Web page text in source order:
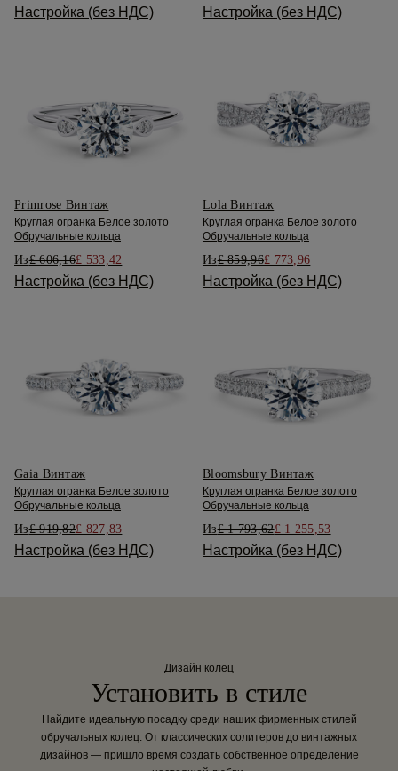
Настройка (без НДС) Настройка (без НДС)
Primrose Винтаж
Круглая огранка Белое золото
Обручальные кольца
Из£ 606,16£ 533,42
Настройка (без НДС)
Lola Винтаж
Круглая огранка Белое золото
Обручальные кольца
Из£ 859,96£ 773,96
Настройка (без НДС)
Gaia Винтаж
Круглая огранка Белое золото
Обручальные кольца
Из£ 919,82£ 827,83
Настройка (без НДС)
Bloomsbury Винтаж
Круглая огранка Белое золото
Обручальные кольца
Из£ 1 793,62£ 1 255,53
Настройка (без НДС)
Дизайн колец
Установить в стиле
Найдите идеальную посадку среди наших фирменных стилей
обручальных колец. От классических солитеров до винтажных
дизайнов — пришло время создать собственное определение